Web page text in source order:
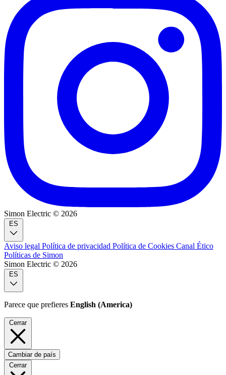
Simon Electric © 2026
Aviso legal Política de privacidad Política de Cookies Canal Ético
Políticas de Simon
Simon Electric © 2026
Parece que prefieres English (America)
Cerrar
Cambiar de país
Cerrar